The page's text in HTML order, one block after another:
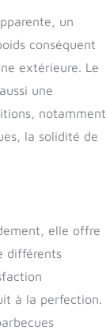
un
conséquent
extérieure. Le
une
notamment
la solidité de
elle offre
différents
à la perfection.